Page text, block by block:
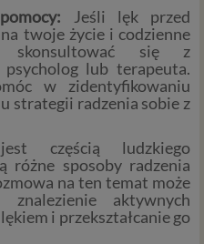
Jeśli lęk przed
twoje życie i codzienne
skonsultować się z
lub terapeuta.
w zidentyfikowaniu
strategii radzenia sobie z
częścią ludzkiego
różne sposoby radzenia
na ten temat może
aktywnych
i przekształcanie go